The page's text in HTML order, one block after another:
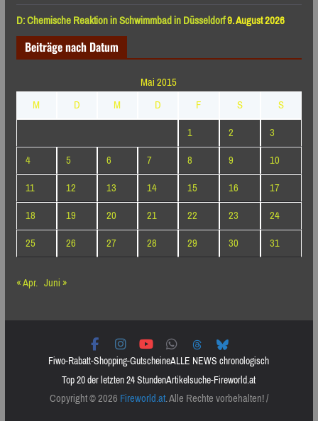
D: Chemische Reaktion in Schwimmbad in Düsseldorf9. August 2026
Beiträge nach Datum
Mai 2015
M
D M D F S
S
1
2
3
4
5 6 7 8 9
10
11
12 13 14 15 16
17
18
19 20 21 22 23
24
25
26 27 28 29 30
31
« Apr. Juni »
Fiwo-Rabatt-Shopping-GutscheineALLE NEWS chronologisch
Top 20 der letzten 24 StundenArtikelsuche-Fireworld.at
Copyright © 2026Fireworld.at. Alle Rechte vorbehalten! /